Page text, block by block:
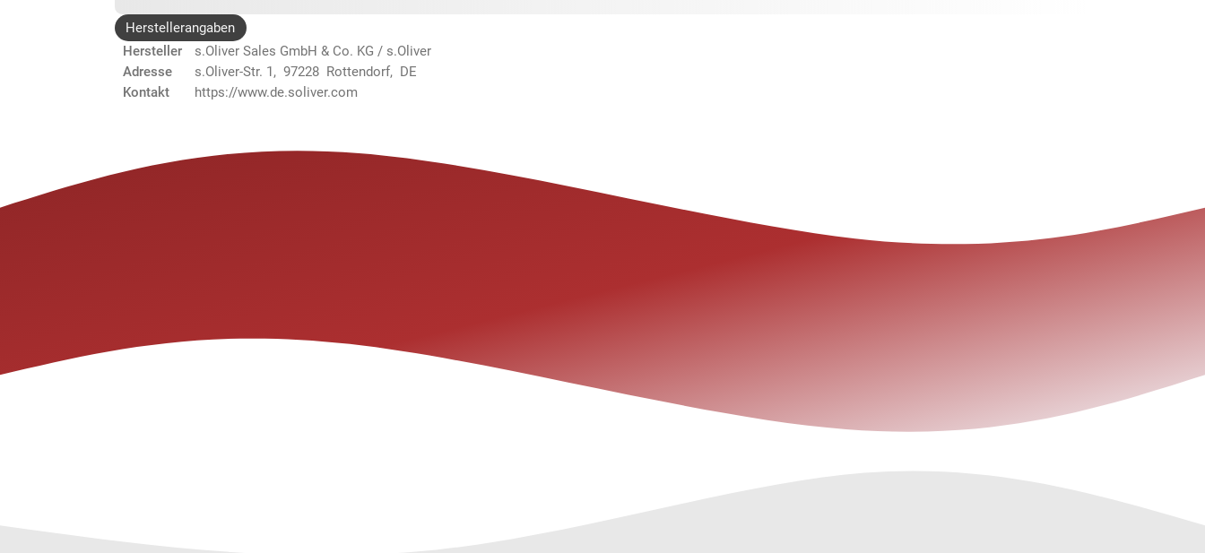
Herstellerangaben
Hersteller
s.Oliver Sales GmbH & Co. KG / s.Oliver
Adresse
s.Oliver-Str. 1, 97228 Rottendorf, DE
Kontakt
https://www.de.soliver.com